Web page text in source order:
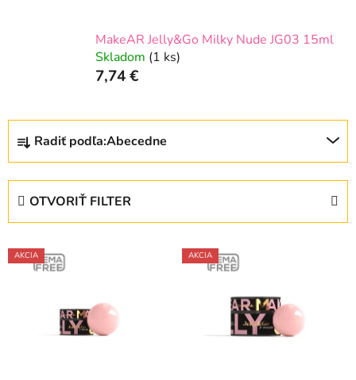
MakeAR Jelly&Go Milky Nude JG03 15ml
Skladom (1 ks)
7,74 €
R
d
e
Radiť podľa:Abecedne
OTVORIŤ FILTER
V
ý
AKCIA AKCIA